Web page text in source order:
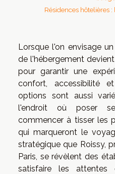
Résidences hôtelières
Lorsque l'on envisage
de l'hébergement
pour garantir une
confort, accessibilité
options sont aussi
l'endroit où poser
commencer à tisser les
qui marqueront le
stratégique que Roissy,
Paris, se révèlent des
satisfaire les